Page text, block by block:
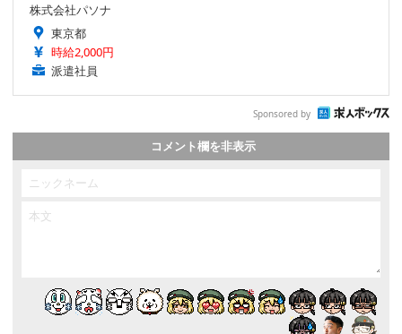
株式会社パソナ
東京都
時給2,000円
派遣社員
Sponsored by
コメント欄を非表示